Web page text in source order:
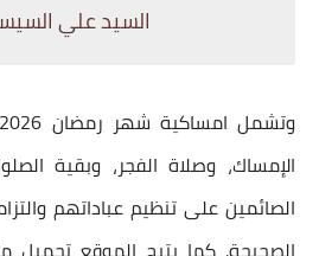
السيد علي
وتشمل امساكية شهر رمضان 2026
الإمساك، وصلاة الفجر، وبقية
الصائمين على تنظيم عباداتهم